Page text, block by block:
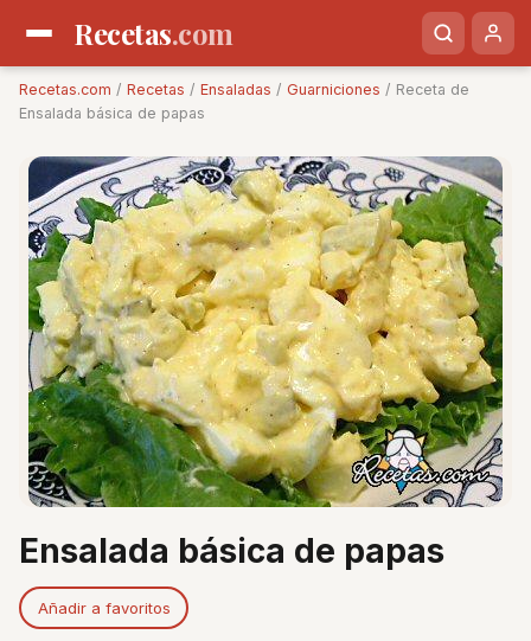
Recetas.com
Recetas.com / Recetas / Ensaladas / Guarniciones / Receta de
Ensalada básica de papas
Ensalada básica de papas
Añadir a favoritos